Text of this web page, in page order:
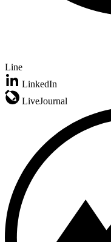
Line
LinkedIn
LiveJournal